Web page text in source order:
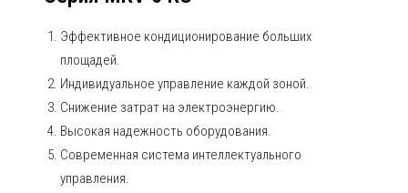
Эффективное кондиционирование больших
площадей.
Индивидуальное управление каждой зоной.
Снижение затрат на электроэнергию.
Высокая надежность оборудования.
Современная система интеллектуального
управления.